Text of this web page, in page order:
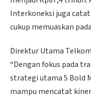
Interkoneksi juga
cukup memuaskan pada
Direktur Utama
“Dengan fokus pada
strategi utama 5 Bold
mampu mencatat